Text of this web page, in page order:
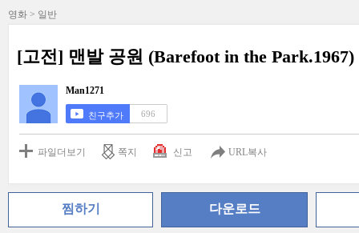
영화 > 일반
[고전] 맨발 공원 (Barefoot in the Park.1967)
Man1271
친구추가 696
파일더보기 쪽지 신고 URL복사
찜하기 다운로드